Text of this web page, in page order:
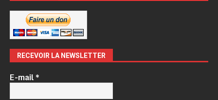
RECEVOIR LA NEWSLETTER
E-mail*